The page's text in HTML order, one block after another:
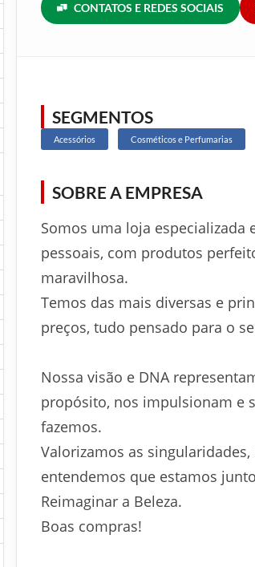
CONTATOS E REDES SOCIAIS
SEGMENTOS
Acessórios Cosméticos e Perfumarias
SOBRE A EMPRESA
Somos uma loja especializada
pessoais, com produtos
maravilhosa.
Temos das mais diversas e
preços, tudo pensado para o
Nossa visão e DNA
propósito, nos impulsionam e
fazemos.
Valorizamos as
entendemos que estamos
Reimaginar a Beleza.
Boas compras!